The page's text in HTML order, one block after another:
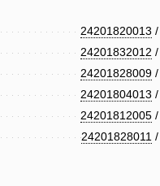
24201820013 /
24201832012 /
24201828009 /
24201804013 /
24201812005 /
24201828011 /